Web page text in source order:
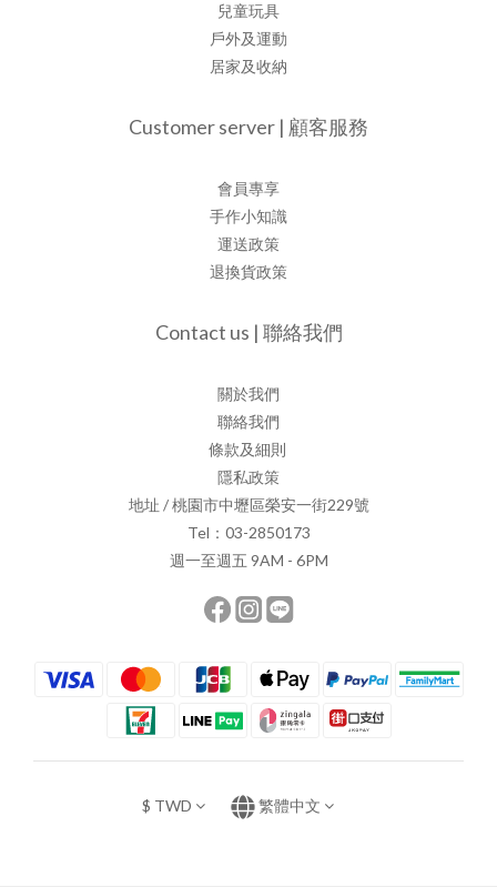
兒童玩具
戶外及運動
居家及收納
Customer server | 顧客服務
會員專享
手作小知識
運送政策
退換貨政策
Contact us | 聯絡我們
關於我們
聯絡我們
條款及細則
隱私政策
地址 / 桃園市中壢區榮安一街229號
Tel：03-2850173
週一至週五 9AM - 6PM
$ TWD 繁體中文